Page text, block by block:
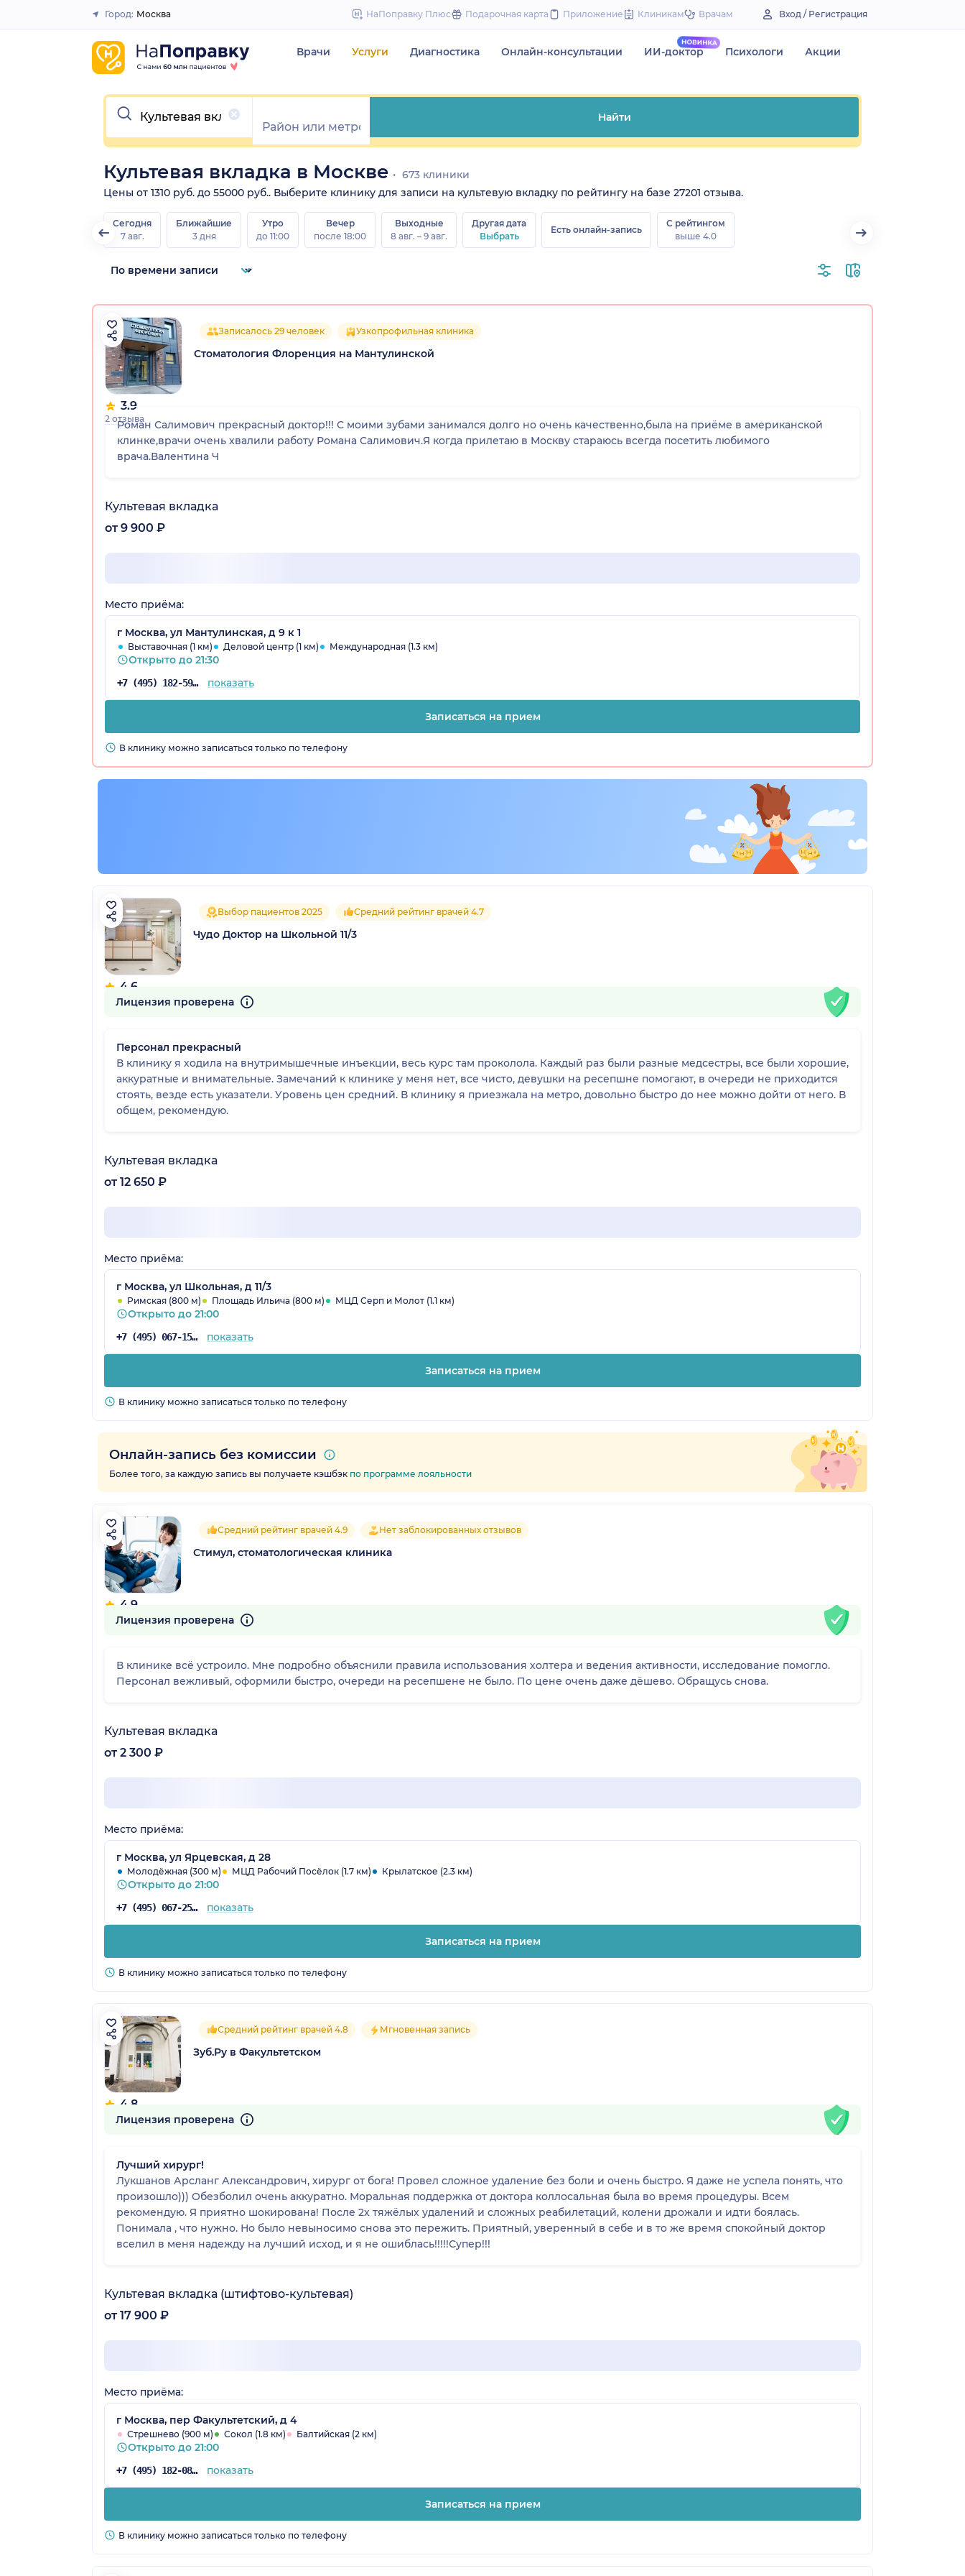
to
Закрыть
Город: Москва НаПоправку Плюс Подарочная карта Приложение Клиникам Врачам Вход / Регистрация
Врачи Услуги Диагностика Онлайн-консультации ИИ-доктор Психологи Акции
Очистить
Найти
Культевая вкладка в Москве
673 клиники
Цены от 1310 руб. до 55000 руб.. Выберите клинику для записи на культевую вкладку по рейтингу на базе 27201 отзыва.
Сегодня
7 авг.
Ближайшие
3 дня
Утро
до 11:00
Вечер
после 18:00
Выходные
8 авг. – 9 авг.
Другая дата
Выбрать
Есть онлайн-запись
С рейтингом
выше 4.0
3.9
2 отзыва
Записалось 29 человек Узкопрофильная клиника
Стоматология Флоренция на Мантулинской
Роман Салимович прекрасный доктор!!! С моими зубами занимался долго но очень качественно,была на приёме в американской
клинке,врачи очень хвалили работу Романа Салимович.Я когда прилетаю в Москву стараюсь всегда посетить любимого
врача.Валентина Ч
Культевая вкладка
от 9 900 ₽
Место приёма:
г Москва, ул Мантулинская, д 9 к 1
Выставочная (1 км) Деловой центр (1 км) Международная (1.3 км)
Открыто до 21:30
+7 (495) 182-59-88 показать
Записаться на прием
В клинику можно записаться только по телефону
4.6
165 отзывов
Выбор пациентов 2025 Средний рейтинг врачей 4.7
Чудо Доктор на Школьной 11/3
Лицензия проверена
Персонал прекрасный
В клинику я ходила на внутримышечные инъекции, весь курс там проколола. Каждый раз были разные медсестры, все были хорошие,
аккуратные и внимательные. Замечаний к клинике у меня нет, все чисто, девушки на ресепшне помогают, в очереди не приходится
стоять, везде есть указатели. Уровень цен средний. В клинику я приезжала на метро, довольно быстро до нее можно дойти от него. В
общем, рекомендую.
Культевая вкладка
от 12 650 ₽
Место приёма:
г Москва, ул Школьная, д 11/3
Римская (800 м) Площадь Ильича (800 м) МЦД Серп и Молот (1.1 км)
Открыто до 21:00
+7 (495) 067-15-02 показать
Записаться на прием
В клинику можно записаться только по телефону
Онлайн-запись без комиссии
Более того, за каждую запись вы получаете кэшбэк по программе лояльности
4.9
64 отзыва
Средний рейтинг врачей 4.9 Нет заблокированных отзывов
Стимул, стоматологическая клиника
Лицензия проверена
В клинике всё устроило. Мне подробно объяснили правила использования холтера и ведения активности, исследование помогло.
Персонал вежливый, оформили быстро, очереди на ресепшене не было. По цене очень даже дёшево. Обращусь снова.
Культевая вкладка
от 2 300 ₽
Место приёма:
г Москва, ул Ярцевская, д 28
Молодёжная (300 м) МЦД Рабочий Посёлок (1.7 км) Крылатское (2.3 км)
Открыто до 21:00
+7 (495) 067-25-84 показать
Записаться на прием
В клинику можно записаться только по телефону
4.8
15 отзывов
Средний рейтинг врачей 4.8 Мгновенная запись
Зуб.Ру в Факультетском
Лицензия проверена
Лучший хирург!
Лукшанов Арсланг Александрович, хирург от бога! Провел сложное удаление без боли и очень быстро. Я даже не успела понять, что
произошло))) Обезболил очень аккуратно. Моральная поддержка от доктора коллосальная была во время процедуры. Всем
рекомендую. Я приятно шокирована! После 2х тяжёлых удалений и сложных реабилетаций, колени дрожали и идти боялась.
Понимала , что нужно. Но было невыносимо снова это пережить. Приятный, уверенный в себе и в то же время спокойный доктор
вселил в меня надежду на лучший исход, и я не ошиблась!!!!!Супер!!!
Культевая вкладка (штифтово-культевая)
от 17 900 ₽
Место приёма:
г Москва, пер Факультетский, д 4
Стрешнево (900 м) Сокол (1.8 км) Балтийская (2 км)
Открыто до 21:00
+7 (495) 182-08-75 показать
Записаться на прием
В клинику можно записаться только по телефону